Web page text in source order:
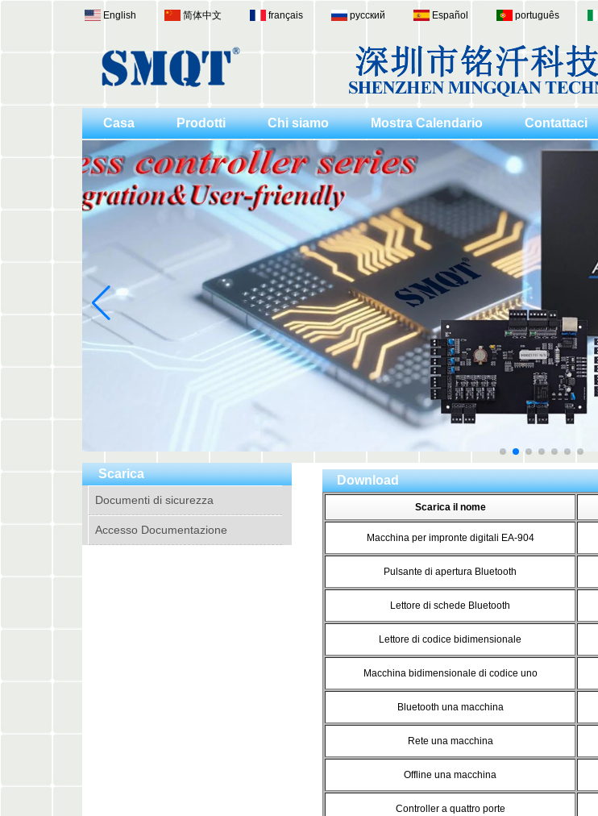
English 简体中文 français русский Español português
Casa Prodotti Chi siamo Mostra Calendario Contattaci
Scarica
Documenti di sicurezza
Accesso Documentazione
Download
Scarica il nome
Macchina per impronte digitali EA-904
Pulsante di apertura Bluetooth
Lettore di schede Bluetooth
Lettore di codice bidimensionale
Macchina bidimensionale di codice uno
Bluetooth una macchina
Rete una macchina
Offline una macchina
Controller a quattro porte